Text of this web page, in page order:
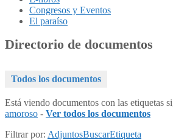
Congresos y Eventos
El paraíso
Directorio de documentos
Todos los documentos
Está viendo documentos con las etiquetas
amoroso - Ver todos los documentos
Filtrar por: AdjuntosBuscarEtiqueta